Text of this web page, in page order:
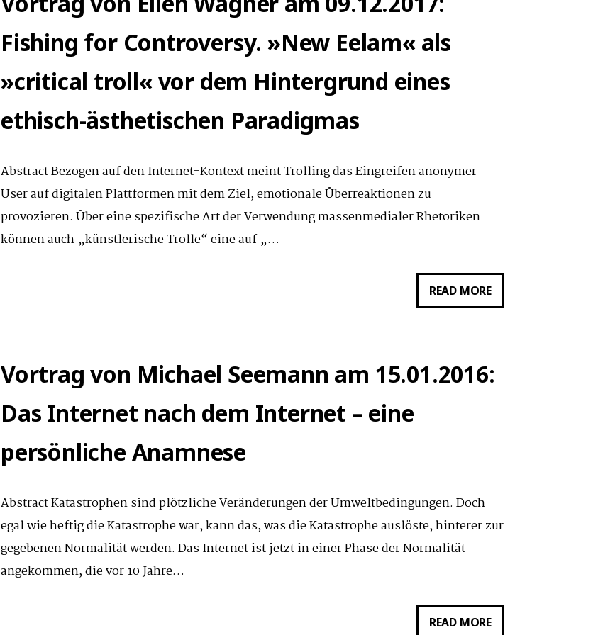
Fishing for Controversy. »New Eelam« als
»critical troll« vor dem Hintergrund eines
ethisch-ästhetischen Paradigmas
Abstract Bezogen auf den Internet-Kontext meint Trolling das Eingreifen anonymer
User auf digitalen Plattformen mit dem Ziel, emotionale Überreaktionen zu
provozieren. Über eine spezifische Art der Verwendung massenmedialer Rhetoriken
können auch „künstlerische Trolle“ eine auf „…
READ MOREVORTRAG
VON
AM
VOR
DEM
Vortrag von Michael Seemann am 15.01.2016:
Das Internet nach dem Internet – eine
persönliche Anamnese
Abstract Katastrophen sind plötzliche Veränderungen der Umweltbedingungen. Doch
egal wie heftig die Katastrophe war, kann das, was die Katastrophe auslöste, hinterer zur
gegebenen Normalität werden. Das Internet ist jetzt in einer Phase der Normalität
angekommen, die vor 10 Jahre…
READ MOREVORTRAG